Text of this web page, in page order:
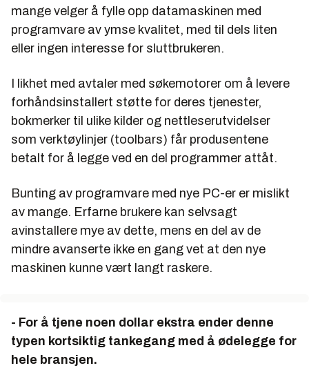
mange velger å fylle opp datamaskinen med
programvare av ymse kvalitet, med til dels liten
eller ingen interesse for sluttbrukeren.
I likhet med avtaler med søkemotorer om å levere
forhåndsinstallert støtte for deres tjenester,
bokmerker til ulike kilder og nettleserutvidelser
som verktøylinjer (toolbars) får produsentene
betalt for å legge ved en del programmer attåt.
Bunting av programvare med nye PC-er er mislikt
av mange. Erfarne brukere kan selvsagt
avinstallere mye av dette, mens en del av de
mindre avanserte ikke en gang vet at den nye
maskinen kunne vært langt raskere.
- For å tjene noen dollar ekstra ender denne
typen kortsiktig tankegang med å ødelegge for
hele bransjen.